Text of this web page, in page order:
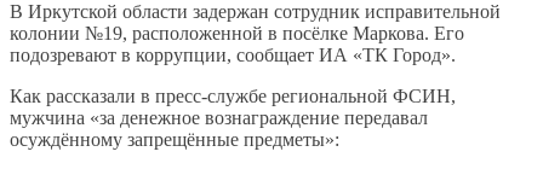
В Иркутской области задержан сотрудник исправительной
колонии №19, расположенной в посёлке Маркова. Его
подозревают в коррупции, сообщает ИА «ТК Город».
Как рассказали в пресс-службе региональной ФСИН,
мужчина «за денежное вознаграждение передавал
осуждённому запрещённые предметы»: